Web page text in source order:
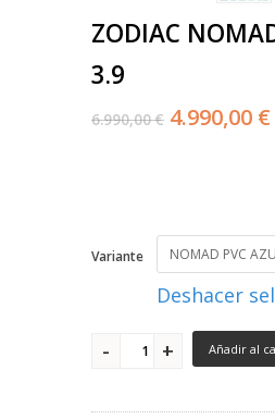
ZODIAC
3.9
6.990,00 € 4.990,00 €
Variante
Deshacer
Añadir al